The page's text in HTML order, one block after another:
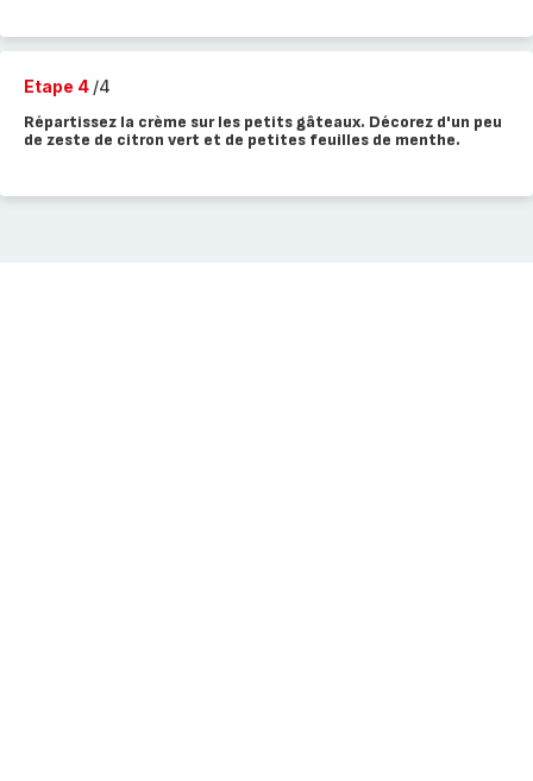
Etape 4 /4
Répartissez la crème sur les petits gâteaux. Décorez d'un peu
de zeste de citron vert et de petites feuilles de menthe.